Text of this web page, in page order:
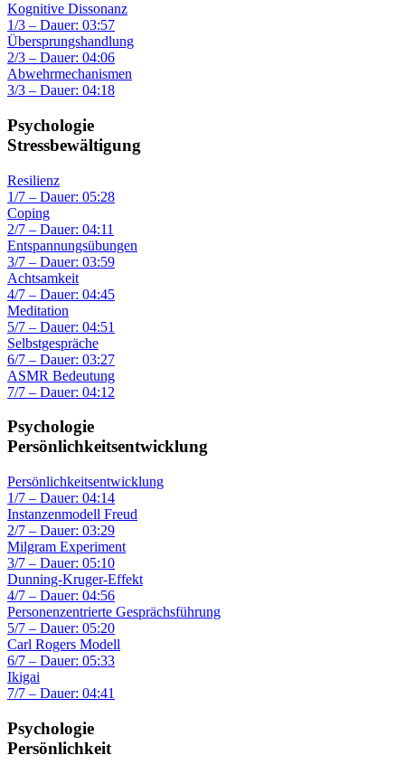
Kognitive Dissonanz
1/3 – Dauer: 03:57
Übersprungshandlung
2/3 – Dauer: 04:06
Abwehrmechanismen
3/3 – Dauer: 04:18
Psychologie
Stressbewältigung
Resilienz
1/7 – Dauer: 05:28
Coping
2/7 – Dauer: 04:11
Entspannungsübungen
3/7 – Dauer: 03:59
Achtsamkeit
4/7 – Dauer: 04:45
Meditation
5/7 – Dauer: 04:51
Selbstgespräche
6/7 – Dauer: 03:27
ASMR Bedeutung
7/7 – Dauer: 04:12
Psychologie
Persönlichkeitsentwicklung
Persönlichkeitsentwicklung
1/7 – Dauer: 04:14
Instanzenmodell Freud
2/7 – Dauer: 03:29
Milgram Experiment
3/7 – Dauer: 05:10
Dunning-Kruger-Effekt
4/7 – Dauer: 04:56
Personenzentrierte Gesprächsführung
5/7 – Dauer: 05:20
Carl Rogers Modell
6/7 – Dauer: 05:33
Ikigai
7/7 – Dauer: 04:41
Psychologie
Persönlichkeit